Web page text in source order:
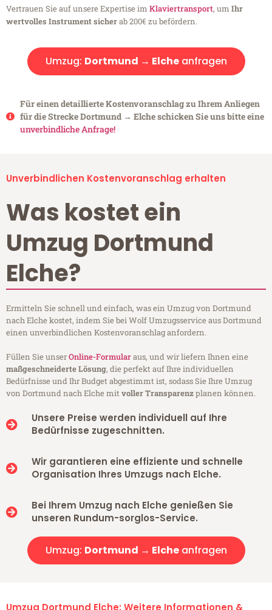
Vertrauen Sie auf unsere Expertise im Klaviertransport, um Ihr
wertvolles Instrument sicherab 200€ zu befördern.
Umzug: Dortmund → Elcheanfragen
Für einen detaillierte Kostenvoranschlag zu Ihrem Anliegen
für die Strecke Dortmund → Elche schicken Sie uns bitte eine
unverbindliche Anfrage!
Unverbindlichen Kostenvoranschlag erhalten
Was kostet ein
Umzug Dortmund
Elche?
Ermitteln Sie schnell und einfach, was ein Umzug von Dortmund
nach Elche kostet, indem Sie bei Wolf Umzugsservice aus Dortmund
einen unverbindlichen Kostenvoranschlag anfordern.
Füllen Sie unserOnline-Formularaus, und wir liefern Ihnen eine
maßgeschneiderte Lösung, die perfekt auf Ihre individuellen
Bedürfnisse und Ihr Budget abgestimmt ist, sodass Sie Ihre Umzug
von Dortmund nach Elche mitvoller Transparenzplanen können.
Unsere Preise werden individuell auf Ihre
Bedürfnisse zugeschnitten.
Wir garantieren eine effiziente und schnelle
Organisation Ihres Umzugs nach Elche.
Bei Ihrem Umzug nach Elche genießen Sie
unseren Rundum-sorglos-Service.
Umzug: Dortmund → Elcheanfragen
Umzug Dortmund Elche: Weitere Informationen &